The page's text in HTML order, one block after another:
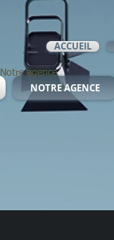
ACCUEIL
NOTRE AGENCE
Notre agence